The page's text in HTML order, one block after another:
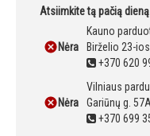
Atsiimkite tą pačią
Nėra
Kauno
Birželio 23-
+370 620
Nėra
Vilniaus
Gariūnų g.
+370 699